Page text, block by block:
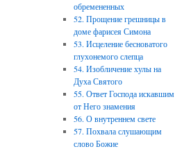
обремененных
52. Прощение грешницы в
доме фарисея Симона
53. Исцеление бесноватого
глухонемого слепца
54. Изобличение хулы на
Духа Святого
55. Ответ Господа искавшим
от Него знамения
56. О внутреннем свете
57. Похвала слушающим
слово Божие